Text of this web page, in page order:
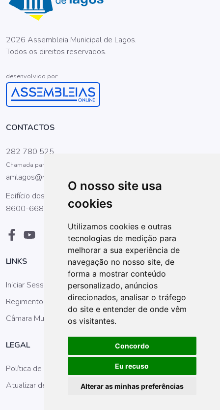
O nosso site usa
cookies
Utilizamos cookies e outras
tecnologias de medição para
melhorar a sua experiência de
navegação no nosso site, de
forma a mostrar conteúdo
personalizado, anúncios
direcionados, analisar o tráfego
do site e entender de onde vêm
os visitantes.
Concordo
Eu recuso
Alterar as minhas preferências
2026 Assembleia Municipal de Lagos.
Todos os direitos reservados.
desenvolvido por:
CONTACTOS
282 780 525
Chamada para a rede fixa nacional
amlagos@mail.telepac.pt
Edifício dos Antigos Paços do Concelho, Praça Gil Eanes.
8600-668 Lagos
LINKS
Iniciar Sessão
Regimento da AM
Câmara Municipal
LEGAL
Política de Privacidade
Atualizar definições dos cookies